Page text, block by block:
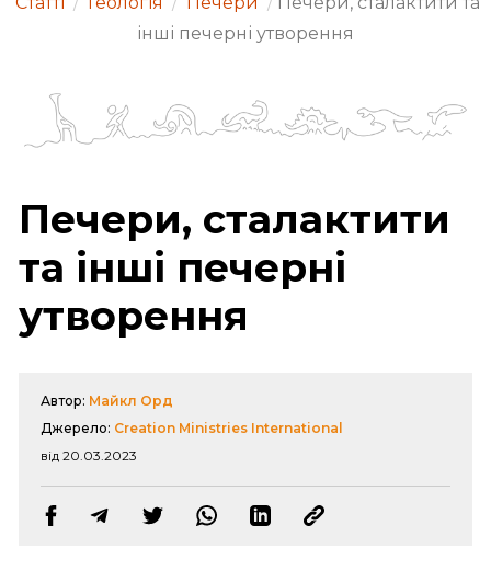
інші печерні утворення
Печери, сталактити
та інші печерні
утворення
Автор: Майкл Орд
Джерело: Creation Ministries International
від 20.03.2023